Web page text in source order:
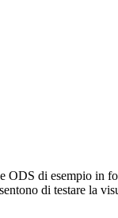
di esempio in
di testare la